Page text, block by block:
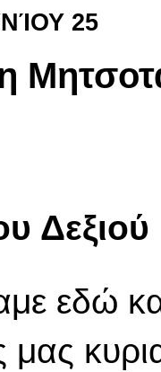
25
Δεξιού
εδώ
μας